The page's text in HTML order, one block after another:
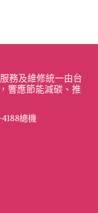
務及維修統一由台
響應節能減碳、推
總機